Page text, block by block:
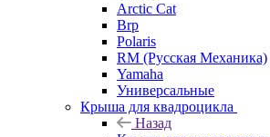
Arctic Cat
Brp
Polaris
RM (Русская Механика)
Yamaha
Универсальные
Крыша для квадроцикла
Назад